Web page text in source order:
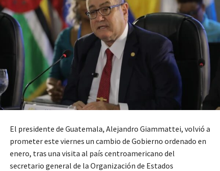
El presidente de Guatemala, Alejandro Giammattei, volvió a
prometer este viernes un cambio de Gobierno ordenado en
enero, tras una visita al país centroamericano del
secretario general de la Organización de Estados